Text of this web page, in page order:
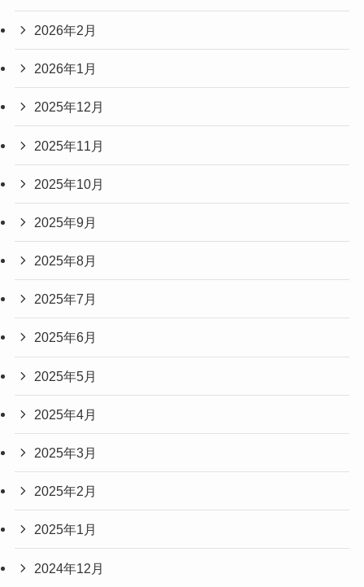
2026年2月
2026年1月
2025年12月
2025年11月
2025年10月
2025年9月
2025年8月
2025年7月
2025年6月
2025年5月
2025年4月
2025年3月
2025年2月
2025年1月
2024年12月